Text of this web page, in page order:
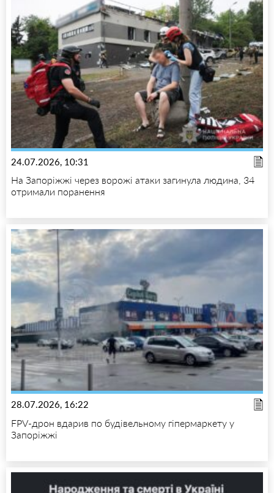
24.07.2026, 10:31
На Запоріжжі через ворожі атаки загинула людина, 34
отримали поранення
28.07.2026, 16:22
FPV-дрон вдарив по будівельному гіпермаркету у
Запоріжжі